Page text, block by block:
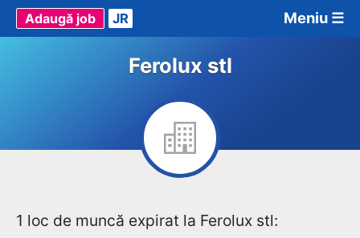
Meniu ☰
Adaugă job JR
Ferolux stl
1 loc de muncă expirat la Ferolux stl: